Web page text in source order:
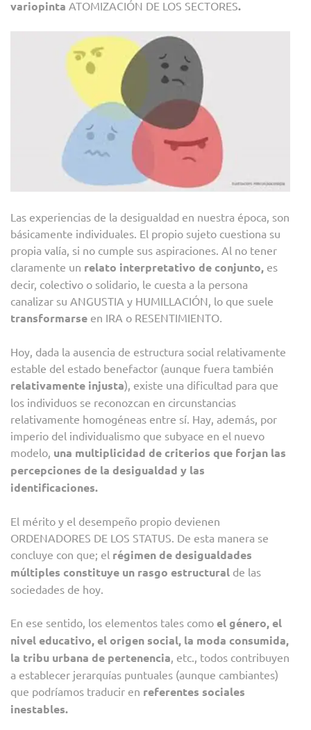
variopinta ATOMIZACIÓN DE LOS SECTORES.
Las experiencias de la desigualdad en nuestra época, son
básicamente individuales. El propio sujeto cuestiona su
propia valía, si no cumple sus aspiraciones. Al no tener
claramente un relato interpretativo de conjunto, es
decir, colectivo o solidario, le cuesta a la persona
canalizar su ANGUSTIA y HUMILLACIÓN, lo que suele
transformarse en IRA o RESENTIMIENTO.
Hoy, dada la ausencia de estructura social relativamente
estable del estado benefactor (aunque fuera también
relativamente injusta), existe una dificultad para que
los individuos se reconozcan en circunstancias
relativamente homogéneas entre sí. Hay, además, por
imperio del individualismo que subyace en el nuevo
modelo, una multiplicidad de criterios que forjan las
percepciones de la desigualdad y las
identificaciones.
El mérito y el desempeño propio devienen
ORDENADORES DE LOS STATUS. De esta manera se
concluye con que; el régimen de desigualdades
múltiples constituye un rasgo estructural de las
sociedades de hoy.
En ese sentido, los elementos tales como el género, el
nivel educativo, el origen social, la moda consumida,
la tribu urbana de pertenencia , etc., todos contribuyen
a establecer jerarquías puntuales (aunque cambiantes)
que podríamos traducir en referentes sociales
inestables.